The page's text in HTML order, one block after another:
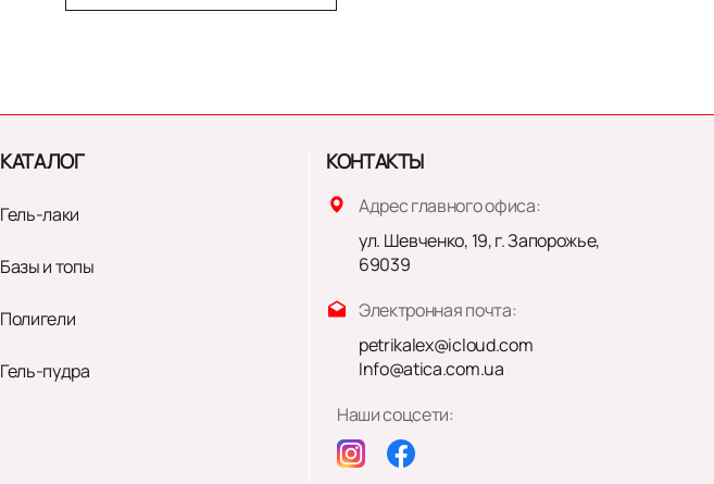
КАТАЛОГ
Гель-лаки
Базы и топы
Полигели
Гель-пудра
КОНТАКТЫ
Адрес главного офиса:
ул. Шевченко, 19, г. Запорожье,
69039
Электронная почта:
petrikalex@icloud.com
Info@atica.com.ua
Наши соцсети: